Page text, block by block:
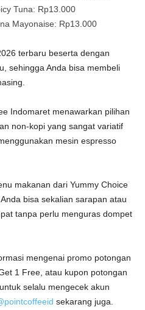
Tuna: Rp13.000
Mayonaise: Rp13.000
terbaru beserta dengan
sehingga Anda bisa membeli
Indomaret menawarkan pilihan
non-kopi yang sangat variatif
mesin espresso
makanan dari Yummy Choice
bisa sekalian sarapan atau
tanpa perlu menguras dompet
mengenai promo potongan
1 Free, atau kupon potongan
selalu mengecek akun
sekarang juga.